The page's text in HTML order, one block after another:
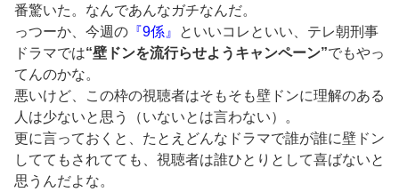
番驚いた。なんであんなガチなんだ。
っつーか、今週の 『9係』
といいコレといい、テレ朝刑事
ドラマでは“壁ドンを流行らせようキャンペーン”でもやっ
てんのかな。
悪いけど、この枠の視聴者はそもそも壁ドンに理解のある
人は少ないと思う（いないとは言わない）。
更に言っておくと、たとえどんなドラマで誰が誰に壁ドン
しててもされてても、視聴者は誰ひとりとして喜ばないと
思うんだよな。